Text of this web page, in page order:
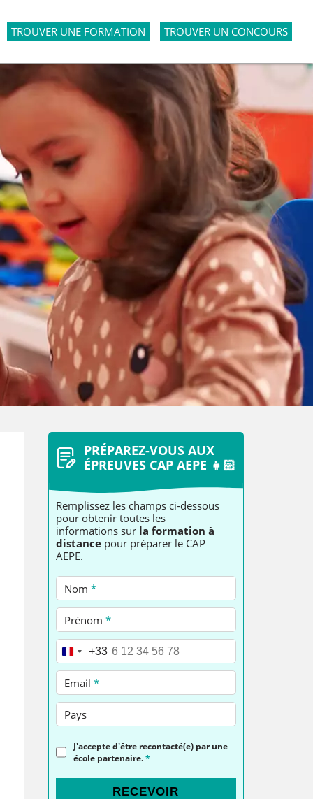
TROUVER UNE FORMATION TROUVER UN CONCOURS
PRÉPAREZ-VOUS AUX
ÉPREUVES CAP AEPE 👧🏻
Remplissez les champs ci-dessous
pour obtenir toutes les
informations sur la formation à
distancepour préparer le CAP
AEPE.
Nom *
Prénom *
Téléphone*
+33
Email *
Pays
J'accepte d'être recontacté(e) par une
école partenaire.*
RECEVOIR